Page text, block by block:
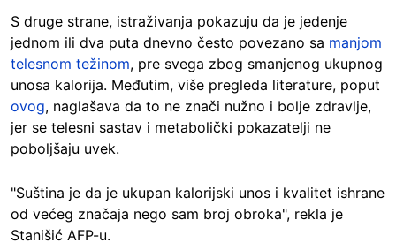
S druge strane, istraživanja pokazuju da je jedenje
jednom ili dva puta dnevno često povezano sa manjom
telesnom težinom, pre svega zbog smanjenog ukupnog
unosa kalorija. Međutim, više pregleda literature, poput
ovog, naglašava da to ne znači nužno i bolje zdravlje,
jer se telesni sastav i metabolički pokazatelji ne
poboljšaju uvek.
"Suština je da je ukupan kalorijski unos i kvalitet ishrane
od većeg značaja nego sam broj obroka", rekla je
Stanišić AFP-u.